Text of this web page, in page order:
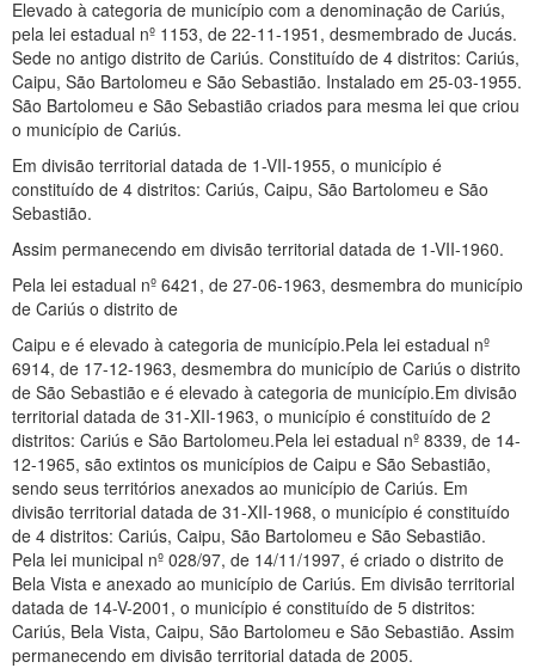
Elevado à categoria de município com a denominação de Cariús,
pela lei estadual nº 1153, de 22-11-1951, desmembrado de Jucás.
Sede no antigo distrito de Cariús. Constituído de 4 distritos: Cariús,
Caipu, São Bartolomeu e São Sebastião. Instalado em 25-03-1955.
São Bartolomeu e São Sebastião criados para mesma lei que criou
o município de Cariús.
Em divisão territorial datada de 1-VII-1955, o município é
constituído de 4 distritos: Cariús, Caipu, São Bartolomeu e São
Sebastião.
Assim permanecendo em divisão territorial datada de 1-VII-1960.
Pela lei estadual nº 6421, de 27-06-1963, desmembra do município
de Cariús o distrito de
Caipu e é elevado à categoria de município.Pela lei estadual nº
6914, de 17-12-1963, desmembra do município de Cariús o distrito
de São Sebastião e é elevado à categoria de município.Em divisão
territorial datada de 31-XII-1963, o município é constituído de 2
distritos: Cariús e São Bartolomeu.Pela lei estadual nº 8339, de 14-
12-1965, são extintos os municípios de Caipu e São Sebastião,
sendo seus territórios anexados ao município de Cariús. Em
divisão territorial datada de 31-XII-1968, o município é constituído
de 4 distritos: Cariús, Caipu, São Bartolomeu e São Sebastião.
Pela lei municipal nº 028/97, de 14/11/1997, é criado o distrito de
Bela Vista e anexado ao município de Cariús. Em divisão territorial
datada de 14-V-2001, o município é constituído de 5 distritos:
Cariús, Bela Vista, Caipu, São Bartolomeu e São Sebastião. Assim
permanecendo em divisão territorial datada de 2005.